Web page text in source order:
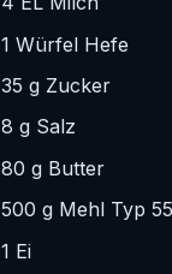
1 Würfel Hefe
35 g Zucker
8 g Salz
80 g Butter
500 g Mehl Typ
1 Ei